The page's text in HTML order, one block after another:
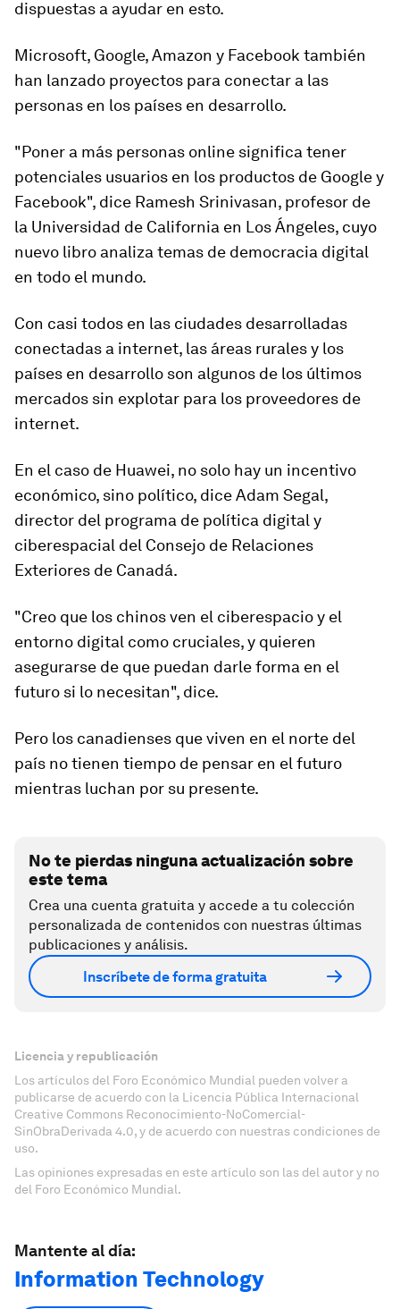
dispuestas a ayudar en esto.
Microsoft, Google, Amazon y Facebook también
han lanzado proyectos para conectar a las
personas en los países en desarrollo.
"Poner a más personas online significa tener
potenciales usuarios en los productos de Google y
Facebook", dice Ramesh Srinivasan, profesor de
la Universidad de California en Los Ángeles, cuyo
nuevo libro analiza temas de democracia digital
en todo el mundo.
Con casi todos en las ciudades desarrolladas
conectadas a internet, las áreas rurales y los
países en desarrollo son algunos de los últimos
mercados sin explotar para los proveedores de
internet.
En el caso de Huawei, no solo hay un incentivo
económico, sino político, dice Adam Segal,
director del programa de política digital y
ciberespacial del Consejo de Relaciones
Exteriores de Canadá.
"Creo que los chinos ven el ciberespacio y el
entorno digital como cruciales, y quieren
asegurarse de que puedan darle forma en el
futuro si lo necesitan", dice.
Pero los canadienses que viven en el norte del
país no tienen tiempo de pensar en el futuro
mientras luchan por su presente.
No te pierdas ninguna actualización sobre
este tema
Crea una cuenta gratuita y accede a tu colección
personalizada de contenidos con nuestras últimas
publicaciones y análisis.
Inscríbete de forma gratuita
Licencia y republicación
Los artículos del Foro Económico Mundial pueden volver a
publicarse de acuerdo con la Licencia Pública Internacional
Creative Commons Reconocimiento-NoComercial-
SinObraDerivada 4.0, y de acuerdo con nuestras condiciones de
uso.
Las opiniones expresadas en este artículo son las del autor y no
del Foro Económico Mundial.
Mantente al día:
Information Technology